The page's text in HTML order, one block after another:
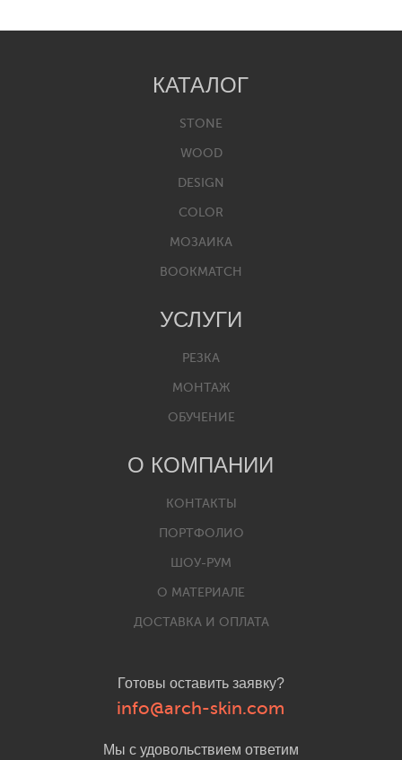
Готовы оставить заявку?
info@arch-skin.com
Мы с удовольствием ответим
КАТАЛОГ
STONE
WOOD
DESIGN
COLOR
МОЗАИКА
BOOKMATCH
УСЛУГИ
РЕЗКА
МОНТАЖ
ОБУЧЕНИЕ
О КОМПАНИИ
КОНТАКТЫ
ПОРТФОЛИО
ШОУ-РУМ
О МАТЕРИАЛЕ
ДОСТАВКА И ОПЛАТА